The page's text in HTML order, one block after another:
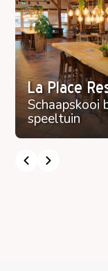
Open plattegrond
La Place
Schaapskooi
speeltuin